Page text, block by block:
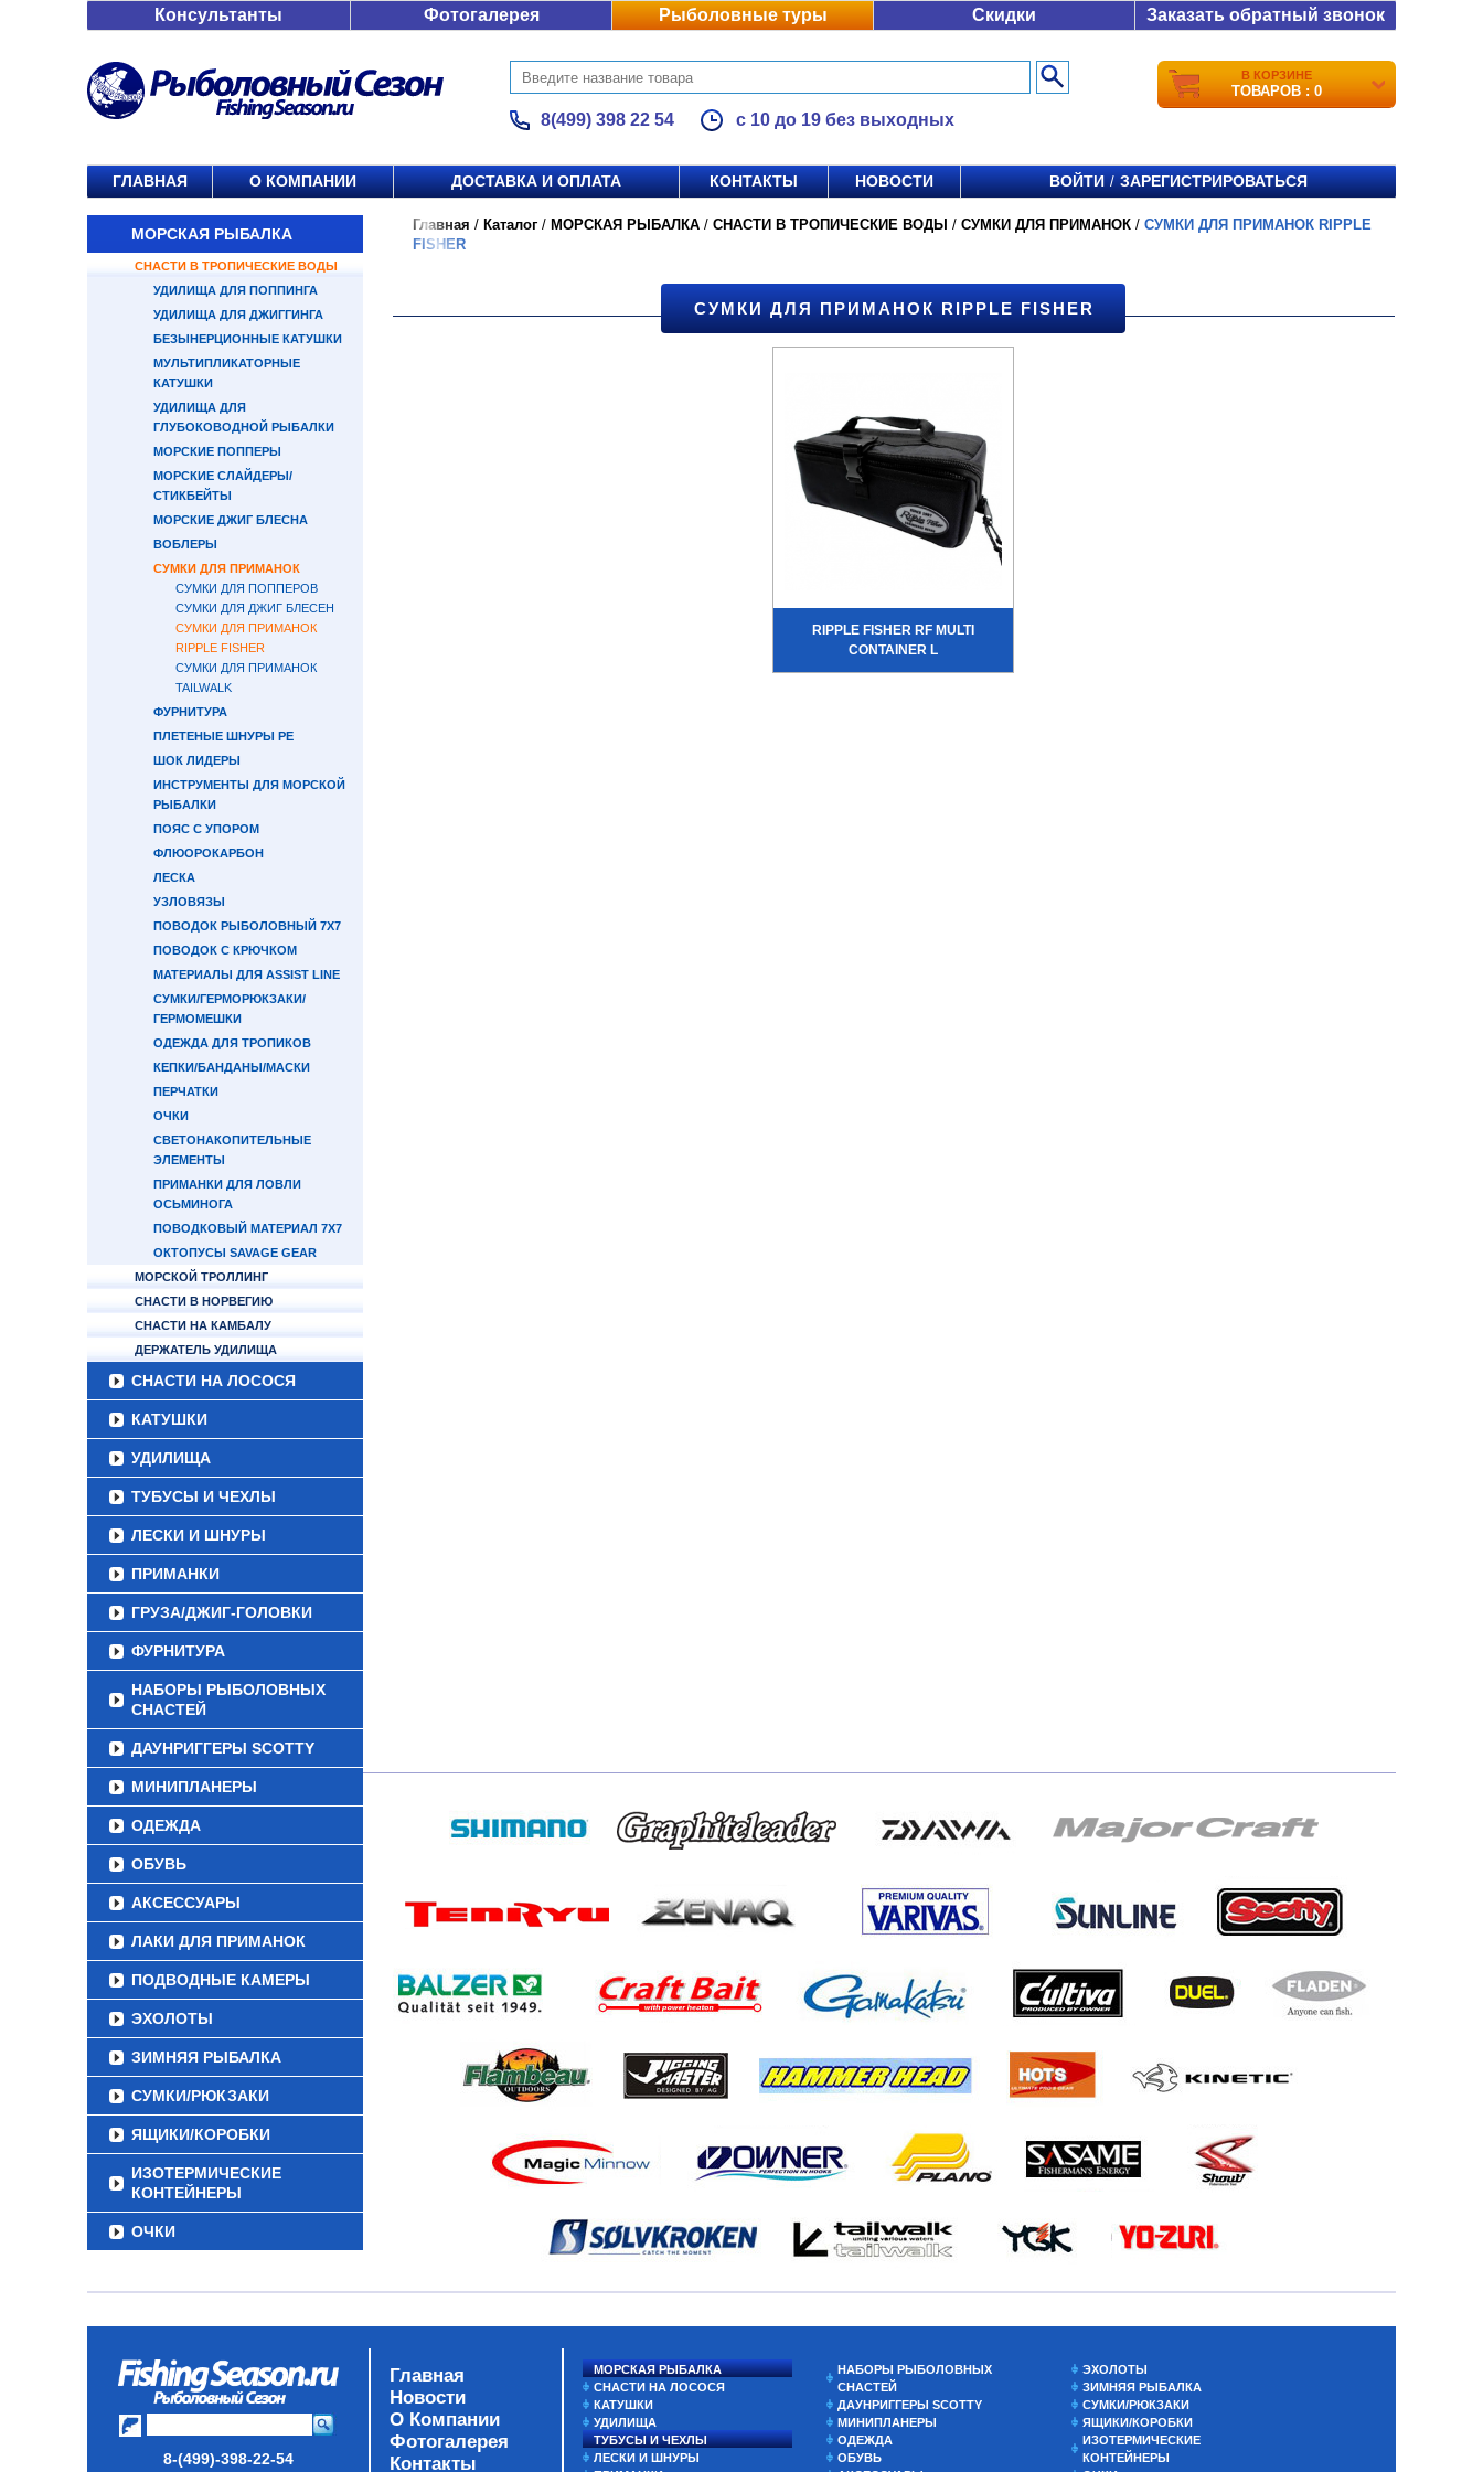
Консультанты Фотогалерея Рыболовные туры Скидки Заказать обратный звонок
8(499) 398 22 54 с 10 до 19 без выходных
В КОРЗИНЕ
ТОВАРОВ : 0
ГЛАВНАЯ О КОМПАНИИ ДОСТАВКА И ОПЛАТА КОНТАКТЫ НОВОСТИ ВОЙТИ / ЗАРЕГИСТРИРОВАТЬСЯ
МОРСКАЯ РЫБАЛКА
СНАСТИ В ТРОПИЧЕСКИЕ ВОДЫ
УДИЛИЩА ДЛЯ ПОППИНГА
УДИЛИЩА ДЛЯ ДЖИГГИНГА
БЕЗЫНЕРЦИОННЫЕ КАТУШКИ
МУЛЬТИПЛИКАТОРНЫЕ
КАТУШКИ
УДИЛИЩА ДЛЯ
ГЛУБОКОВОДНОЙ РЫБАЛКИ
МОРСКИЕ ПОППЕРЫ
МОРСКИЕ СЛАЙДЕРЫ/
СТИКБЕЙТЫ
МОРСКИЕ ДЖИГ БЛЕСНА
ВОБЛЕРЫ
СУМКИ ДЛЯ ПРИМАНОК
СУМКИ ДЛЯ ПОППЕРОВ
СУМКИ ДЛЯ ДЖИГ БЛЕСЕН
СУМКИ ДЛЯ ПРИМАНОК
RIPPLE FISHER
СУМКИ ДЛЯ ПРИМАНОК
TAILWALK
ФУРНИТУРА
ПЛЕТЕНЫЕ ШНУРЫ PE
ШОК ЛИДЕРЫ
ИНСТРУМЕНТЫ ДЛЯ МОРСКОЙ
РЫБАЛКИ
ПОЯС С УПОРОМ
ФЛЮОРОКАРБОН
ЛЕСКА
УЗЛОВЯЗЫ
ПОВОДОК РЫБОЛОВНЫЙ 7Х7
ПОВОДОК С КРЮЧКОМ
МАТЕРИАЛЫ ДЛЯ ASSIST LINE
СУМКИ/ГЕРМОРЮКЗАКИ/
ГЕРМОМЕШКИ
ОДЕЖДА ДЛЯ ТРОПИКОВ
КЕПКИ/БАНДАНЫ/МАСКИ
ПЕРЧАТКИ
ОЧКИ
СВЕТОНАКОПИТЕЛЬНЫЕ
ЭЛЕМЕНТЫ
ПРИМАНКИ ДЛЯ ЛОВЛИ
ОСЬМИНОГА
ПОВОДКОВЫЙ МАТЕРИАЛ 7Х7
ОКТОПУСЫ SAVAGE GEAR
МОРСКОЙ ТРОЛЛИНГ
СНАСТИ В НОРВЕГИЮ
СНАСТИ НА КАМБАЛУ
ДЕРЖАТЕЛЬ УДИЛИЩА
СНАСТИ НА ЛОСОСЯ
КАТУШКИ
УДИЛИЩА
ТУБУСЫ И ЧЕХЛЫ
ЛЕСКИ И ШНУРЫ
ПРИМАНКИ
ГРУЗА/ДЖИГ-ГОЛОВКИ
ФУРНИТУРА
НАБОРЫ РЫБОЛОВНЫХ
СНАСТЕЙ
ДАУНРИГГЕРЫ SCOTTY
МИНИПЛАНЕРЫ
ОДЕЖДА
ОБУВЬ
АКСЕССУАРЫ
ЛАКИ ДЛЯ ПРИМАНОК
ПОДВОДНЫЕ КАМЕРЫ
ЭХОЛОТЫ
ЗИМНЯЯ РЫБАЛКА
СУМКИ/РЮКЗАКИ
ЯЩИКИ/КОРОБКИ
ИЗОТЕРМИЧЕСКИЕ
КОНТЕЙНЕРЫ
ОЧКИ
Главная / Каталог / МОРСКАЯ РЫБАЛКА / СНАСТИ В ТРОПИЧЕСКИЕ ВОДЫ / СУМКИ ДЛЯ ПРИМАНОК / СУМКИ ДЛЯ ПРИМАНОК RIPPLE
FISHER
СУМКИ ДЛЯ ПРИМАНОК RIPPLE FISHER
RIPPLE FISHER RF MULTI
CONTAINER L
8-(499)-398-22-54
Главная
Новости
О Компании
Фотогалерея
Контакты
МОРСКАЯ РЫБАЛКА
СНАСТИ НА ЛОСОСЯ
КАТУШКИ
УДИЛИЩА
ТУБУСЫ И ЧЕХЛЫ
ЛЕСКИ И ШНУРЫ
НАБОРЫ РЫБОЛОВНЫХ
СНАСТЕЙ
ДАУНРИГГЕРЫ SCOTTY
МИНИПЛАНЕРЫ
ОДЕЖДА
ОБУВЬ
ЭХОЛОТЫ
ЗИМНЯЯ РЫБАЛКА
СУМКИ/РЮКЗАКИ
ЯЩИКИ/КОРОБКИ
ИЗОТЕРМИЧЕСКИЕ
КОНТЕЙНЕРЫ